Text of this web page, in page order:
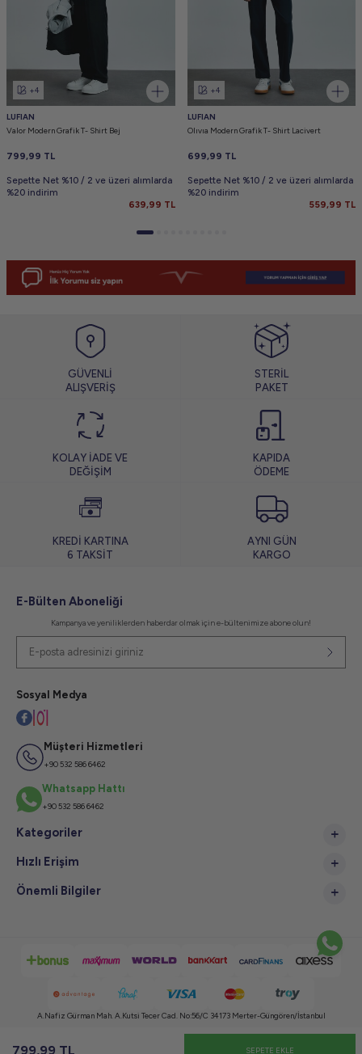
799,99 TL SEPETE EKLE
+4
LUFIAN
Valor Modern Grafik T- Shirt Bej
799,99 TL
Sepette Net %10 / 2 ve üzeri alımlarda
%20 indirim
639,99 TL
+4
LUFIAN
Olıvıa Modern Grafik T- Shirt Lacivert
699,99 TL
Sepette Net %10 / 2 ve üzeri alımlarda
%20 indirim
559,99 TL
GÜVENLİ
ALIŞVERİŞ
STERİL
PAKET
KOLAY İADE VE
DEĞİŞİM
KAPIDA
ÖDEME
KREDİ KARTINA
6 TAKSİT
AYNI GÜN
KARGO
E-Bülten Aboneliği
Kampanya ve yeniliklerden haberdar olmak için e-bültenimize abone olun!
Sosyal Medya
Müşteri Hizmetleri
+90 532 586 6462
Whatsapp Hattı
+90 532 586 6462
Kategoriler
Hızlı Erişim
Önemli Bilgiler
A.Nafiz Gürman Mah. A.Kutsi Tecer Cad. No:56/C 34173 Merter-Güngören/İstanbul